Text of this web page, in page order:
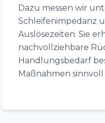
Dazu messen wir
Schleifenimpedanz
Auslösezeiten. Sie
nachvollziehbare
Handlungsbedarf
Maßnahmen sinnvoll